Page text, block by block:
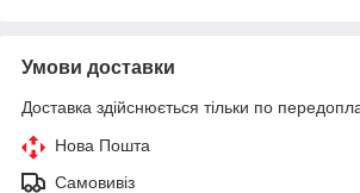
Умови доставки
Доставка здійснюється тільки по
Нова Пошта
Самовивіз